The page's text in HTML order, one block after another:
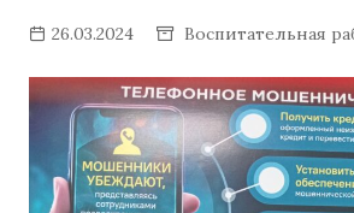
26.03.2024 Воспитательная